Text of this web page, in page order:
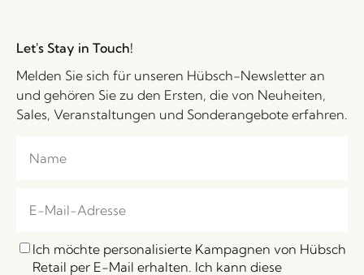
Let's Stay in Touch!
Melden Sie sich für unseren Hübsch-Newsletter an
und gehören Sie zu den Ersten, die von Neuheiten,
Sales, Veranstaltungen und Sonderangebote erfahren.
Ich möchte personalisierte Kampagnen von Hübsch
Retail per E-Mail erhalten. Ich kann diese